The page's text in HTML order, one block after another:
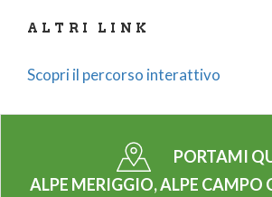
ALTRI LINK
Scopri il percorso interattivo
PORTAMI
ALPE MERIGGIO, ALPE CAMPO